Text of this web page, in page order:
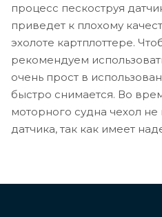
процесс пескоструя
приведет к плохому
эхолоте картплоттере.
рекомендуем
очень прост в
быстро снимается. Во
моторного судна чехол не
датчика, так как имеет